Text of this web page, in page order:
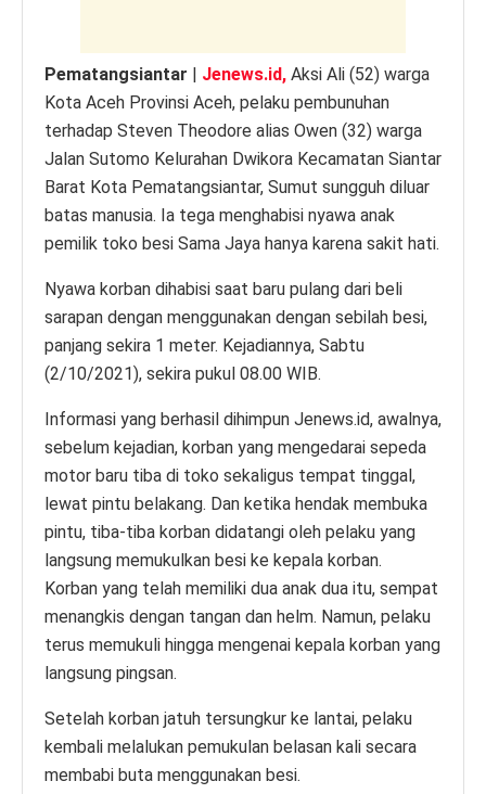
Pematangsiantar Jenews.id, Aksi Ali (52) warga
Kota Aceh Provinsi Aceh, pelaku pembunuhan
terhadap Steven Theodore alias Owen (32) warga
Jalan Sutomo Kelurahan Dwikora Kecamatan Siantar
Barat Kota Pematangsiantar, Sumut sungguh diluar
batas manusia. Ia tega menghabisi nyawa anak
pemilik toko besi Sama Jaya hanya karena sakit hati.
Nyawa korban dihabisi saat baru pulang dari beli
sarapan dengan menggunakan dengan sebilah besi,
panjang sekira 1 meter. Kejadiannya, Sabtu
(2/10/2021), sekira pukul 08.00 WIB.
Informasi yang berhasil dihimpun Jenews.id, awalnya,
sebelum kejadian, korban yang mengedarai sepeda
motor baru tiba di toko sekaligus tempat tinggal,
lewat pintu belakang. Dan ketika hendak membuka
pintu, tiba-tiba korban didatangi oleh pelaku yang
langsung memukulkan besi ke kepala korban.
Korban yang telah memiliki dua anak dua itu, sempat
menangkis dengan tangan dan helm. Namun, pelaku
terus memukuli hingga mengenai kepala korban yang
langsung pingsan.
Setelah korban jatuh tersungkur ke lantai, pelaku
kembali melalukan pemukulan belasan kali secara
membabi buta menggunakan besi.